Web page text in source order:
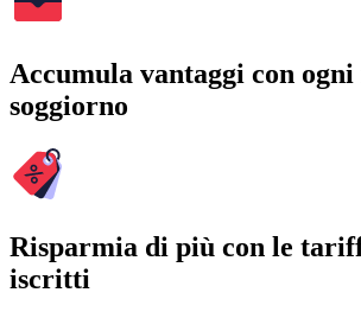
Accumula vantaggi con
soggiorno
Risparmia di più con le
iscritti